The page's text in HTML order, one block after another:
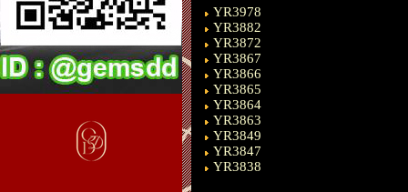
YR3978
YR3882
YR3872
YR3867
YR3866
YR3865
YR3864
YR3863
YR3849
YR3847
YR3838